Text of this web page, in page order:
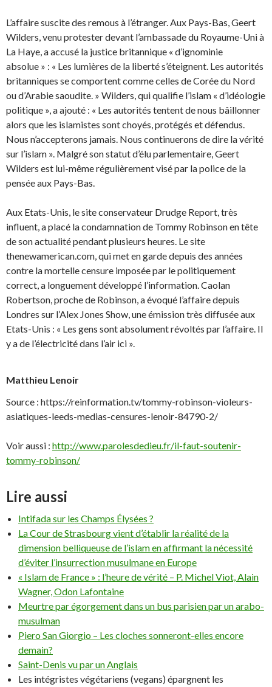
L’affaire suscite des remous à l’étranger. Aux Pays-Bas, Geert
Wilders, venu protester devant l’ambassade du Royaume-Uni à
La Haye, a accusé la justice britannique « d’ignominie
absolue » : « Les lumières de la liberté s’éteignent. Les autorités
britanniques se comportent comme celles de Corée du Nord
ou d’Arabie saoudite. » Wilders, qui qualifie l’islam « d’idéologie
politique », a ajouté : « Les autorités tentent de nous bâillonner
alors que les islamistes sont choyés, protégés et défendus.
Nous n’accepterons jamais. Nous continuerons de dire la vérité
sur l’islam ». Malgré son statut d’élu parlementaire, Geert
Wilders est lui-même régulièrement visé par la police de la
pensée aux Pays-Bas.
Aux Etats-Unis, le site conservateur Drudge Report, très
influent, a placé la condamnation de Tommy Robinson en tête
de son actualité pendant plusieurs heures. Le site
thenewamerican.com, qui met en garde depuis des années
contre la mortelle censure imposée par le politiquement
correct, a longuement développé l’information. Caolan
Robertson, proche de Robinson, a évoqué l’affaire depuis
Londres sur l’Alex Jones Show, une émission très diffusée aux
Etats-Unis : « Les gens sont absolument révoltés par l’affaire. Il
y a de l’électricité dans l’air ici ».
Matthieu Lenoir
Source : https://reinformation.tv/tommy-robinson-violeurs-
asiatiques-leeds-medias-censures-lenoir-84790-2/
Voir aussi : http://www.parolesdedieu.fr/il-faut-soutenir-
tommy-robinson/
Lire aussi
Intifada sur les Champs Élysées ?
La Cour de Strasbourg vient d’établir la réalité de la
dimension belliqueuse de l’islam en affirmant la nécessité
d’éviter l’insurrection musulmane en Europe
« Islam de France » : l’heure de vérité – P. Michel Viot, Alain
Wagner, Odon Lafontaine
Meurtre par égorgement dans un bus parisien par un arabo-
musulman
Piero San Giorgio – Les cloches sonneront-elles encore
demain?
Saint-Denis vu par un Anglais
Les intégristes végétariens (vegans) épargnent les